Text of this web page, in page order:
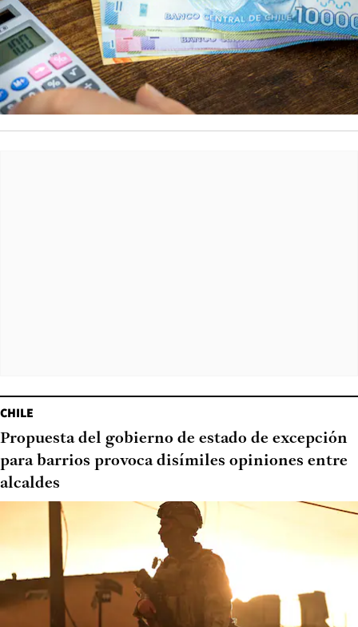
CHILE
Propuesta del gobierno de estado de excepción
para barrios provoca disímiles opiniones entre
alcaldes